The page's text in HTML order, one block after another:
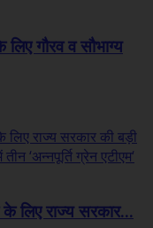
गौरव व सौभाग्य
के लिए राज्य सरकार...